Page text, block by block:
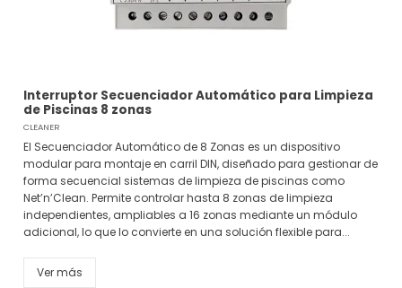
Interruptor Secuenciador Automático para Limpieza
de Piscinas 8 zonas
CLEANER
El Secuenciador Automático de 8 Zonas es un dispositivo
modular para montaje en carril DIN, diseñado para gestionar de
forma secuencial sistemas de limpieza de piscinas como
Net’n’Clean. Permite controlar hasta 8 zonas de limpieza
independientes, ampliables a 16 zonas mediante un módulo
adicional, lo que lo convierte en una solución flexible para...
Ver más